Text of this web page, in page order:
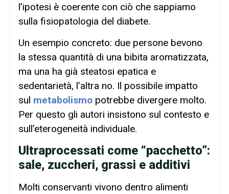
l’ipotesi è coerente con ciò che sappiamo
sulla fisiopatologia del diabete.
Un esempio concreto: due persone bevono
la stessa quantità di una bibita aromatizzata,
ma una ha già steatosi epatica e
sedentarietà, l’altra no. Il possibile impatto
sul metabolismo potrebbe divergere molto.
Per questo gli autori insistono sul contesto e
sull’eterogeneità individuale.
Ultraprocessati come “pacchetto”:
sale, zuccheri, grassi e additivi
Molti conservanti vivono dentro alimenti